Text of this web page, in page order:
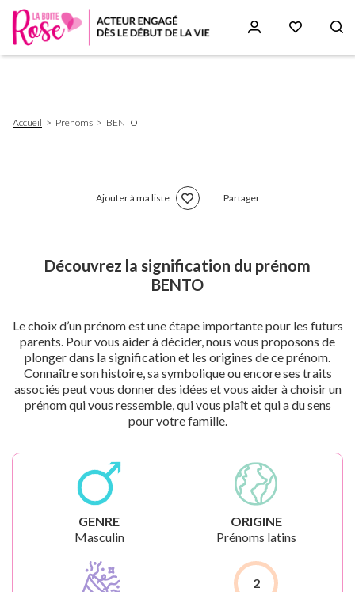
d'Ariane
Accueil Prenoms BENTO
Ajouter à ma liste Partager
Découvrez la signification du prénom
BENTO
Le choix d’un prénom est une étape importante pour les futurs
parents. Pour vous aider à décider, nous vous proposons de
plonger dans la signification et les origines de ce prénom.
Connaître son histoire, sa symbolique ou encore ses traits
associés peut vous donner des idées et vous aider à choisir un
prénom qui vous ressemble, qui vous plaît et qui a du sens
pour votre famille.
GENRE
Masculin
ORIGINE
Prénoms latins
2